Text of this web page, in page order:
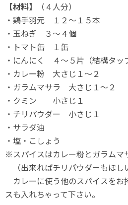
【材料】
（４人分）
・鶏手羽元 １２～１５本
・玉ねぎ ３～４個
・トマト缶 １缶
・にんにく ４～５片（結構タッ
・カレー粉 大さじ１～２
・ガラムマサラ 大さじ１～２
・クミン 小さじ１
・チリパウダー 小さじ１
・サラダ油
・塩・こしょう
※スパイスはカレー粉とガラムマ
（出来ればチリパウダーもほし
カレーに使う他のスパイスをお
スも入れちゃって下さい。